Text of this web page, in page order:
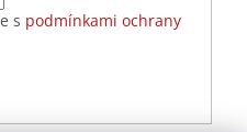
s podmínkami ochrany